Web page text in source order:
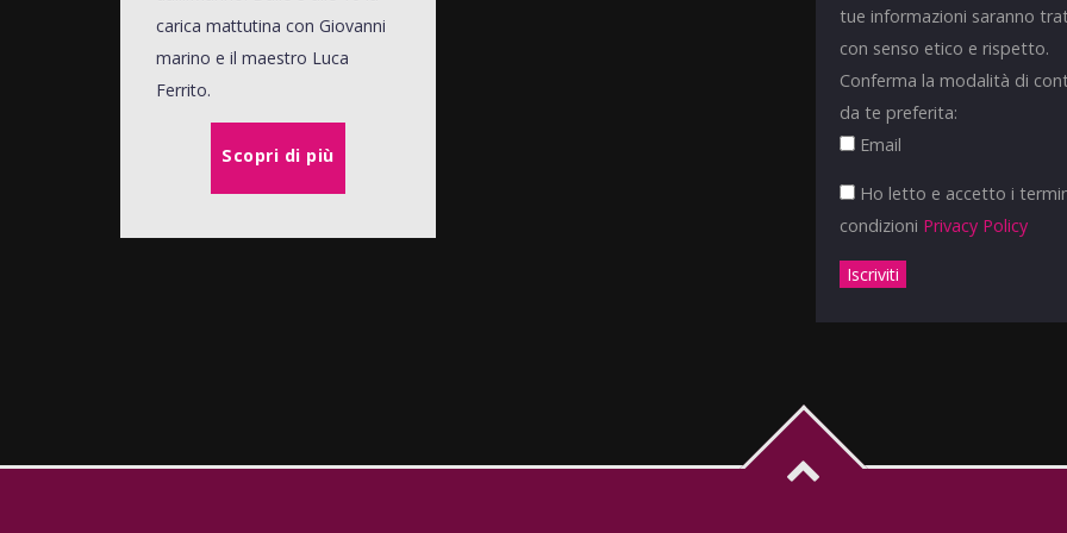
carica mattutina con Giovanni
marino e il maestro Luca
Ferrito.
Scopri di più
tue informazioni saranno
con senso etico e rispetto.
Conferma la modalità di
da te preferita:
Email
Ho letto e accetto i
condizioni Privacy Policy